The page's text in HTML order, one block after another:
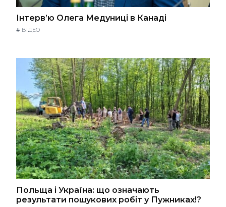
Інтерв’ю Олега Медуниці в Канаді
# ВІДЕО
Польща і Україна: що означають
результати пошукових робіт у Пужниках!?